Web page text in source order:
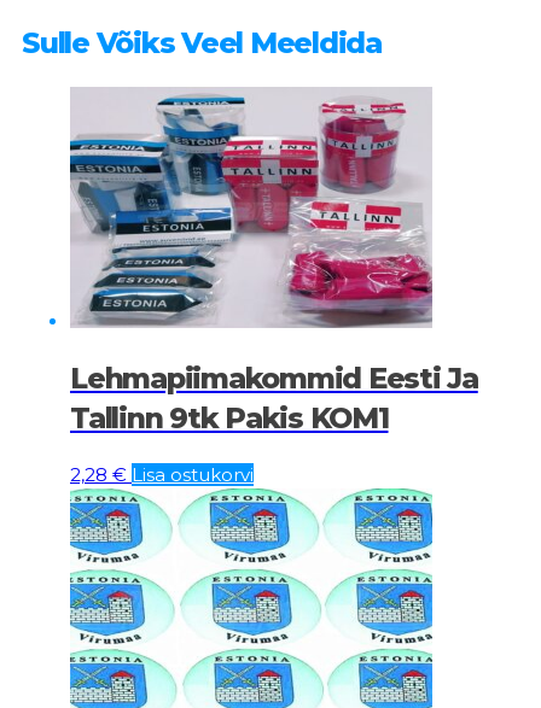
Sulle Võiks Veel Meeldida
Lehmapiimakommid Eesti Ja
Tallinn 9tk Pakis KOM1
2,28 € Lisa ostukorvi